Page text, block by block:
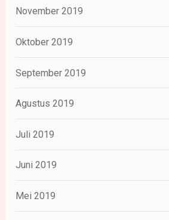
November 2019
Oktober 2019
September 2019
Agustus 2019
Juli 2019
Juni 2019
Mei 2019